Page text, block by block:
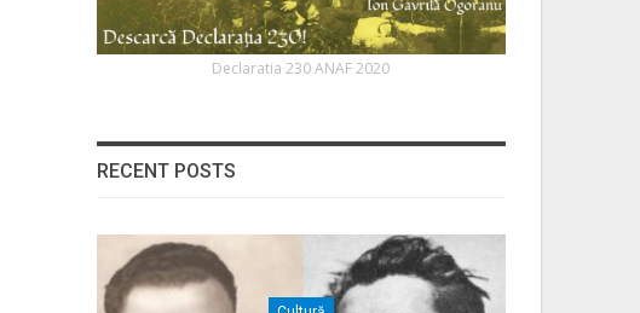
Declaratia 230 ANAF 2020
RECENT POSTS